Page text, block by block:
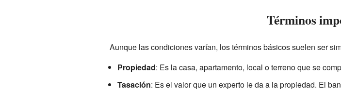
Términos
Aunque las condiciones varían, los términos básicos suelen ser
Propiedad: Es la casa, apartamento, local o terreno que se
Tasación: Es el valor que un experto le da a la propiedad. El